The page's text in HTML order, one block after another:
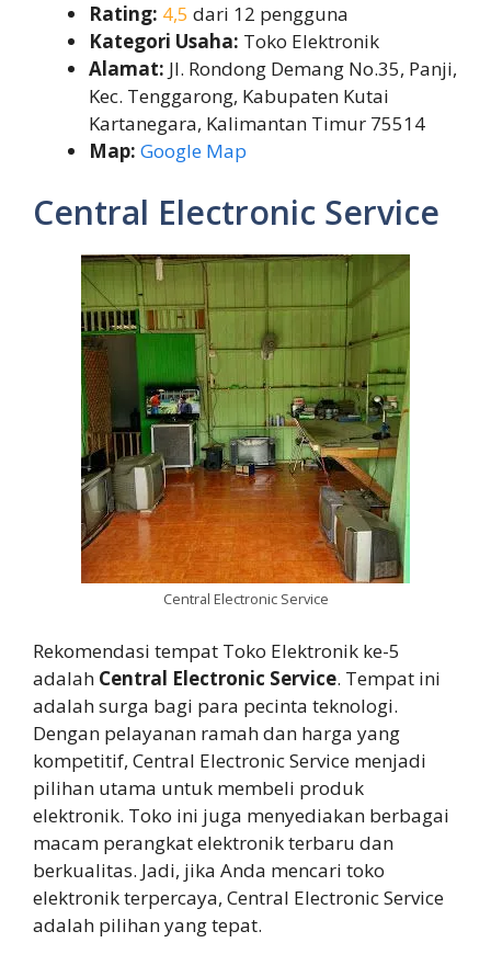
Rating: 4,5 dari 12 pengguna
Kategori Usaha: Toko Elektronik
Alamat: Jl. Rondong Demang No.35, Panji,
Kec. Tenggarong, Kabupaten Kutai
Kartanegara, Kalimantan Timur 75514
Map: Google Map
Central Electronic Service
Central Electronic Service
Rekomendasi tempat Toko Elektronik ke-5
adalah Central Electronic Service. Tempat ini
adalah surga bagi para pecinta teknologi.
Dengan pelayanan ramah dan harga yang
kompetitif, Central Electronic Service menjadi
pilihan utama untuk membeli produk
elektronik. Toko ini juga menyediakan berbagai
macam perangkat elektronik terbaru dan
berkualitas. Jadi, jika Anda mencari toko
elektronik terpercaya, Central Electronic Service
adalah pilihan yang tepat.